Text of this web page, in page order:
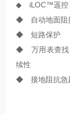
◆ iLOC™遥控
◆ 自动地面阻
◆ 短路保护
◆ 万用表查找
续性
◆ 接地阻抗急